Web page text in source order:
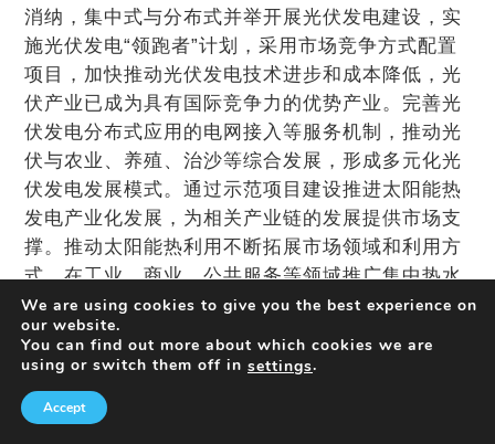
消纳，集中式与分布式并举开展光伏发电建设，实
施光伏发电“领跑者”计划，采用市场竞争方式配置
项目，加快推动光伏发电技术进步和成本降低，光
伏产业已成为具有国际竞争力的优势产业。完善光
伏发电分布式应用的电网接入等服务机制，推动光
伏与农业、养殖、治沙等综合发展，形成多元化光
伏发电发展模式。通过示范项目建设推进太阳能热
发电产业化发展，为相关产业链的发展提供市场支
撑。推动太阳能热利用不断拓展市场领域和利用方
式，在工业、商业、公共服务等领域推广集中热水
工程，开展太阳能供暖试点。
全面协调推进风电开发。
举、陆海齐进、有效利用的原则，在做好风电开发
与电力送出和市场消纳衔接的前提下，有序推进风
电开发利用和大型风电基地建设。积极开发中东部
We are using cookies to give you the best experience on
our website.
You can find out more about which cookies we are
using or switch them off in settings.
Accept